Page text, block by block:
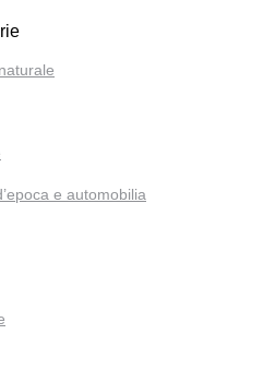
e automobilia